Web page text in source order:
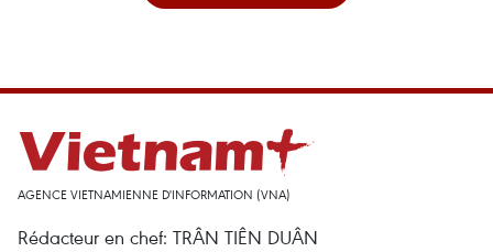
AGENCE VIETNAMIENNE D'INFORMATION (VNA)
Rédacteur en chef: TRÂN TIÊN DUÂN